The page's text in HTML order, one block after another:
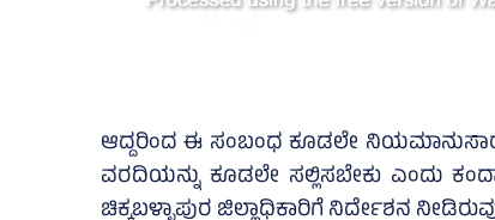
ಆದ್ದರಿಂದ ಈ ಸಂಬಂಧ ಕೂಡಲೇ ನಿಯಮಾನುಸಾರ
ವರದಿಯನ್ನು ಕೂಡಲೇ ಸಲ್ಲಿಸಬೇಕು ಎಂದು
ಚಿಕ್ಕಬಳ್ಳಾಪುರ ಜಿಲ್ಲಾಧಿಕಾರಿಗೆ ನಿರ್ದೇಶನ